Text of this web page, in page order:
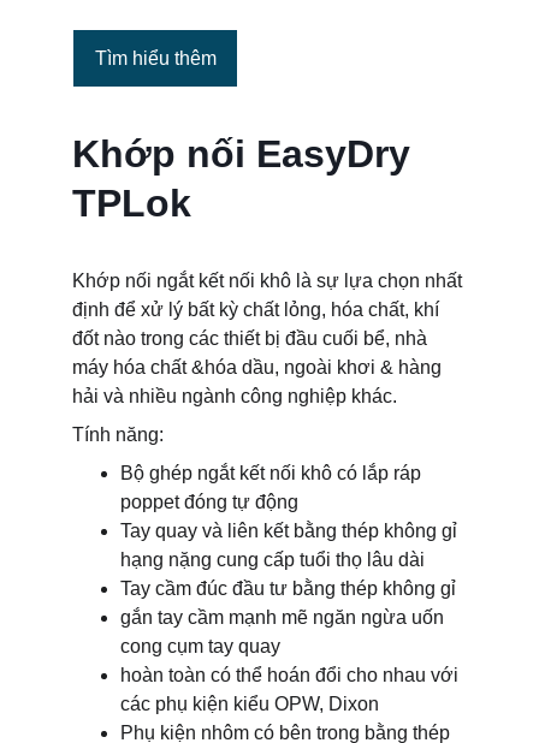
Tìm hiểu thêm
Khớp nối EasyDry
TPLok
Khớp nối ngắt kết nối khô là sự lựa chọn nhất
định để xử lý bất kỳ chất lỏng, hóa chất, khí
đốt nào trong các thiết bị đầu cuối bể, nhà
máy hóa chất &hóa dầu, ngoài khơi & hàng
hải và nhiều ngành công nghiệp khác.
Tính năng:
Bộ ghép ngắt kết nối khô có lắp ráp
poppet đóng tự động
Tay quay và liên kết bằng thép không gỉ
hạng nặng cung cấp tuổi thọ lâu dài
Tay cầm đúc đầu tư bằng thép không gỉ
gắn tay cầm mạnh mẽ ngăn ngừa uốn
cong cụm tay quay
hoàn toàn có thể hoán đổi cho nhau với
các phụ kiện kiểu OPW, Dixon
Phụ kiện nhôm có bên trong bằng thép